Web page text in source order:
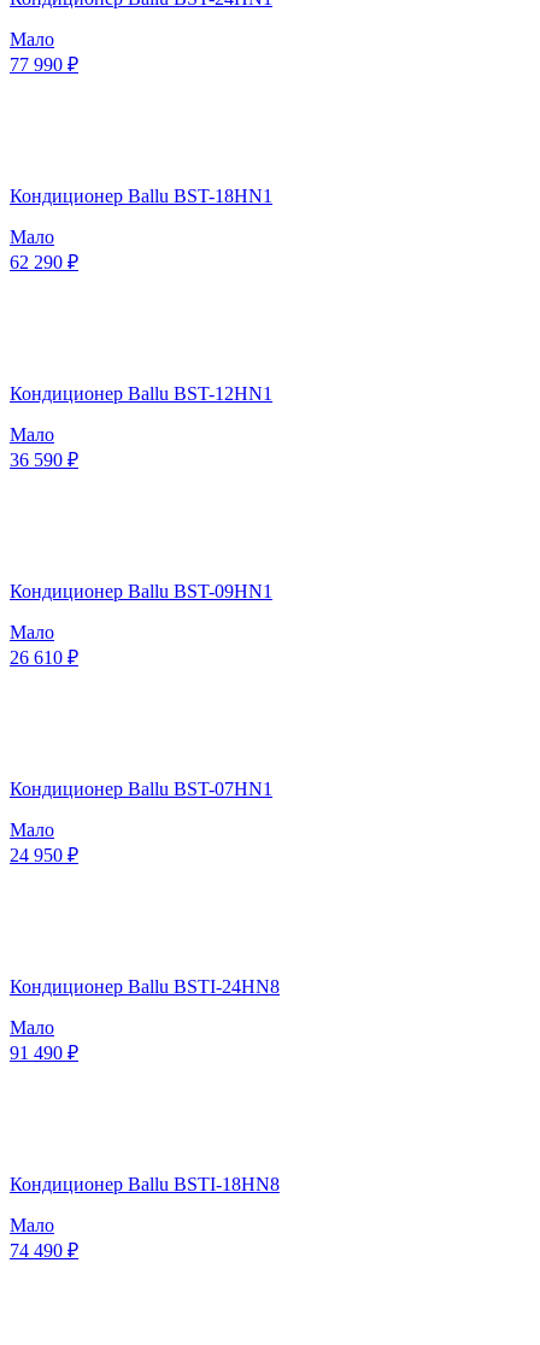
Мало
77 990 ₽
Кондиционер Ballu BST-18HN1
Мало
62 290 ₽
Кондиционер Ballu BST-12HN1
Мало
36 590 ₽
Кондиционер Ballu BST-09HN1
Мало
26 610 ₽
Кондиционер Ballu BST-07HN1
Мало
24 950 ₽
Кондиционер Ballu BSTI-24HN8
Мало
91 490 ₽
Кондиционер Ballu BSTI-18HN8
Мало
74 490 ₽